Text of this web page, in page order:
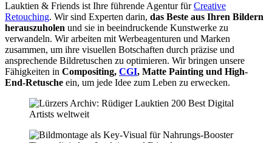
Lauktien & Friends ist Ihre führende Agentur fürCreative
Retouching. Wir sind Experten darin, das Beste aus Ihren Bildern
herauszuholen und sie in beeindruckende Kunstwerke zu
verwandeln. Wir arbeiten mit Werbeagenturen und Marken
zusammen, um ihre visuellen Botschaften durch präzise und
ansprechende Bildretuschen zu optimieren. Wir bringen unsere
Fähigkeiten in Compositing, CGI, Matte Painting und High-
End-Retusche ein, um jede Idee zum Leben zu erwecken.